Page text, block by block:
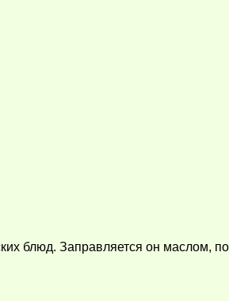
блюд. Заправляется он маслом,